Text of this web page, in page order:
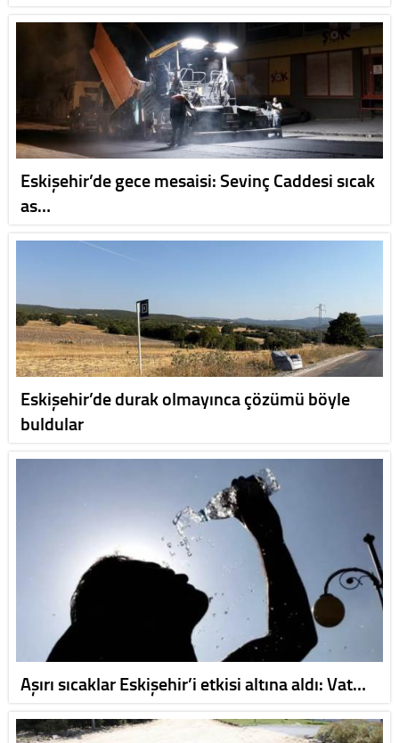
Eskişehir’de gece mesaisi: Sevinç Caddesi sıcak
as…
Eskişehir’de durak olmayınca çözümü böyle
buldular
Aşırı sıcaklar Eskişehir’i etkisi altına aldı: Vat…